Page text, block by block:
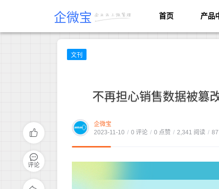
企微宝 首页 产品
文刊
不再担心销售数据被篡
企微宝
2023-11-10 / 0 评论 / 0 点赞 / 2,341 阅读 /
评论